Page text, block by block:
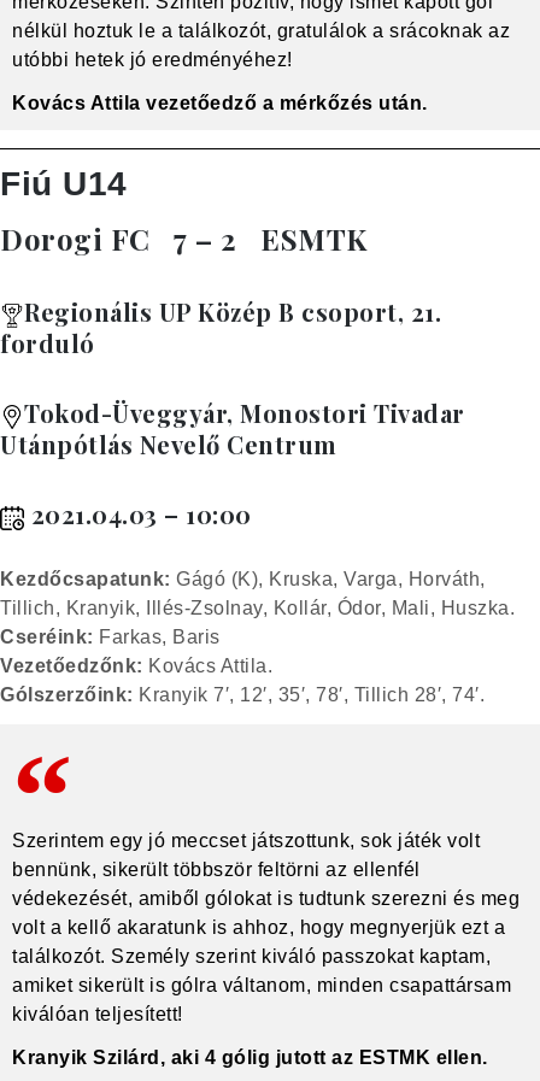
nélkül hoztuk le a találkozót, gratulálok a srácoknak az
utóbbi hetek jó eredményéhez!
Kovács Attila vezetőedző a mérkőzés után.
Fiú U14
Dorogi FC 7 – 2 ESMTK
Regionális UP Közép B csoport, 21.
forduló
Tokod-Üveggyár, Monostori Tivadar
Utánpótlás Nevelő Centrum
2021.04.03 – 10:00
Kezdőcsapatunk: Gágó (K), Kruska, Varga, Horváth,
Tillich, Kranyik, Illés-Zsolnay, Kollár, Ódor, Mali, Huszka.
Cseréink: Farkas, Baris
Vezetőedzőnk: Kovács Attila.
Gólszerzőink: Kranyik 7′, 12′, 35′, 78′, Tillich 28′, 74′.
Szerintem egy jó meccset játszottunk, sok játék volt
bennünk, sikerült többször feltörni az ellenfél
védekezését, amiből gólokat is tudtunk szerezni és meg
volt a kellő akaratunk is ahhoz, hogy megnyerjük ezt a
találkozót. Személy szerint kiváló passzokat kaptam,
amiket sikerült is gólra váltanom, minden csapattársam
kiválóan teljesített!
Kranyik Szilárd, aki 4 gólig jutott az ESTMK ellen.